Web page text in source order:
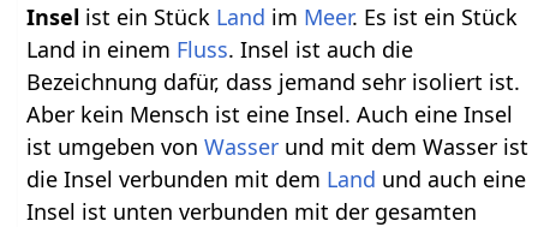
ist ein Stück Land im Meer. Es ist ein Stück
Land in einem Fluss. Insel ist auch die
Bezeichnung dafür, dass jemand sehr isoliert ist.
Aber kein Mensch ist eine Insel. Auch eine Insel
ist umgeben vonWasser und mit dem Wasser ist
die Insel verbunden mit dem Land und auch eine
Insel ist unten verbunden mit der gesamten